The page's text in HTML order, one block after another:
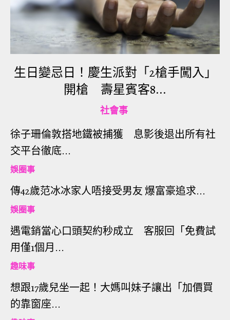
趕到現場調查事故發生的原因，但造成這起悲劇的
主因至今仍不得而知。
生日變忌日！慶生派對「2槍手闖入」
開槍 壽星賓客8...
社會事
徐子珊倫敦搭地鐵被捕獲 息影後退出所有社
交平台徹底...
娛圈事
傳42歲范冰冰家人唔接受男友 爆富豪追求...
娛圈事
遇電銷當心口頭契約秒成立 客服回「免費試
用僅1個月...
趣味事
想跟17歲兒坐一起！大媽叫妹子讓出「加價買
的靠窗座...